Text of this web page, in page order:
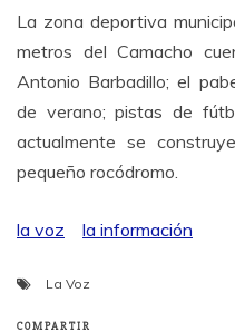
La zona deportiva
metros del Camacho
Antonio Barbadillo; el
de verano; pistas de
actualmente se
pequeño rocódromo.
la voz la información
La Voz
COMPARTIR